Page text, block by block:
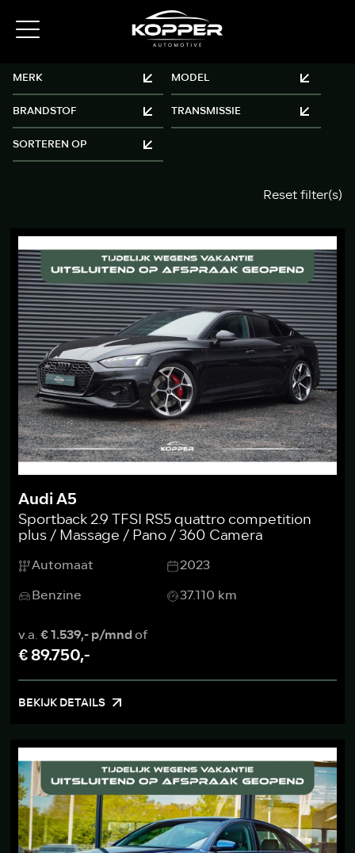
Reset filter(s)
Audi A5
Sportback 2.9 TFSI RS5 quattro competition
plus / Massage / Pano / 360 Camera
Automaat
2023
Benzine
37.110 km
v.a.€ 1.539,- p/mndof
€ 89.750,-
BEKIJK DETAILS